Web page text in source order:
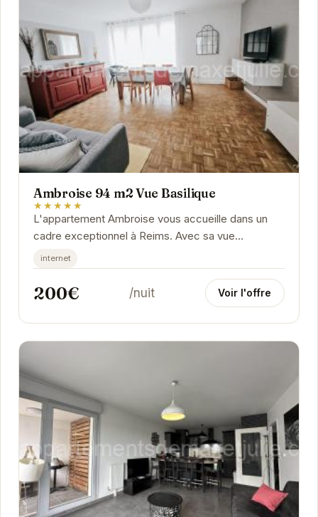
Ambroise 94 m2 Vue Basilique
★★★★★
L'appartement Ambroise vous accueille dans un
cadre exceptionnel à Reims. Avec sa vue
imprenable sur la Basilique, cet appartement
spacieux et...
internet
200€ /nuit Voir l'offre